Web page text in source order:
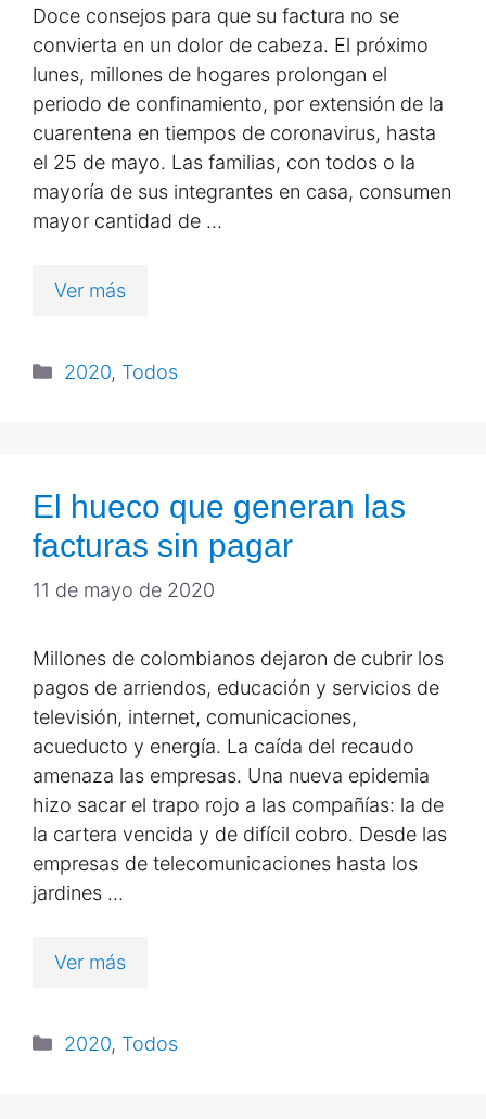
Doce consejos para que su factura no se
convierta en un dolor de cabeza. El próximo
lunes, millones de hogares prolongan el
periodo de confinamiento, por extensión de la
cuarentena en tiempos de coronavirus, hasta
el 25 de mayo. Las familias, con todos o la
mayoría de sus integrantes en casa, consumen
mayor cantidad de …
Ver más
2020, Todos
El hueco que generan las
facturas sin pagar
11 de mayo de 2020
Millones de colombianos dejaron de cubrir los
pagos de arriendos, educación y servicios de
televisión, internet, comunicaciones,
acueducto y energía. La caída del recaudo
amenaza las empresas. Una nueva epidemia
hizo sacar el trapo rojo a las compañías: la de
la cartera vencida y de difícil cobro. Desde las
empresas de telecomunicaciones hasta los
jardines …
Ver más
2020, Todos